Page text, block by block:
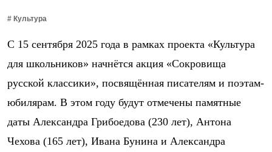
# Культура
С 15 сентября 2025 года в рамках проекта «Культура
для школьников» начнётся акция «Сокровища
русской классики», посвящённая писателям и поэтам-
юбилярам. В этом году будут отмечены памятные
даты Александра Грибоедова (230 лет), Антона
Чехова (165 лет), Ивана Бунина и Александра